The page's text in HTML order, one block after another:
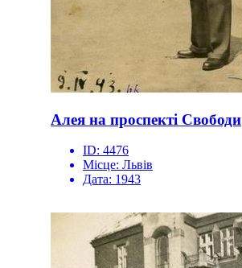
Алея на проспекті Свободи
ID: 4476
Місце: Львів
Дата: 1943